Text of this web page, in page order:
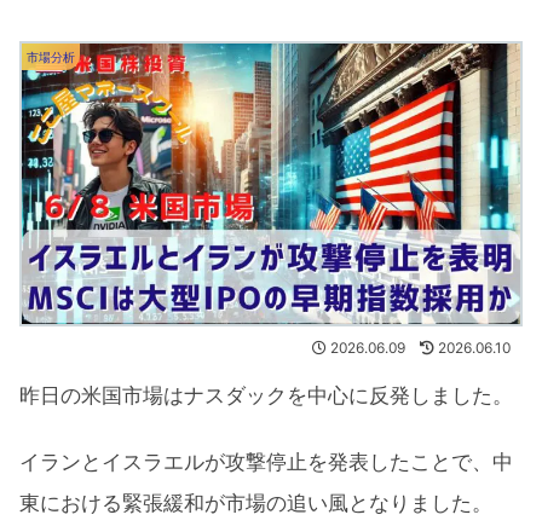
市場分析
2026.06.09 2026.06.10
昨日の米国市場はナスダックを中心に反発しました。
イランとイスラエルが攻撃停止を発表したことで、中
東における緊張緩和が市場の追い風となりました。